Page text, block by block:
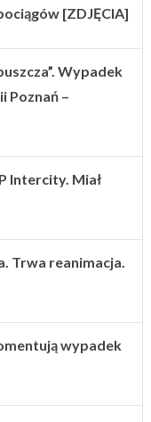
[ZDJĘCIA]
Wypadek
Poznań –
Intercity. Miał
Trwa reanimacja.
wypadek